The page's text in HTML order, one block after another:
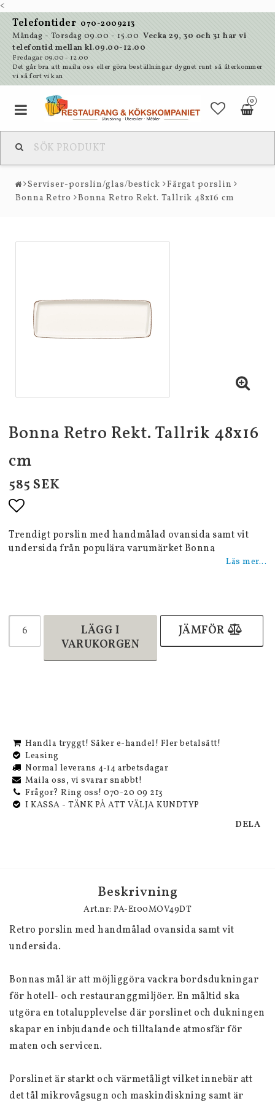
<
Telefontider 070-2009213
Måndag - Torsdag 09.00 - 15.00 Vecka 29, 30 och 31 har vi
telefontid mellan kl.09.00-12.00
Fredagar 09.00 - 12.00
Det går bra att maila oss eller göra beställningar dygnet runt så återkommer
vi så fort vi kan
0
Serviser-porslin/glas/bestick
Färgat porslin
Bonna Retro
Bonna Retro Rekt. Tallrik 48x16 cm
Bonna Retro Rekt. Tallrik 48x16
cm
585 SEK
Lägg till i favoritlistan
Trendigt porslin med handmålad ovansida samt vit
undersida från populära varumärket Bonna
Läs mer...
LÄGG I
VARUKORGEN
JÄMFÖR
Handla tryggt! Säker e-handel! Fler betalsätt!
Leasing
Normal leverans 4-14 arbetsdagar
Maila oss, vi svarar snabbt!
Frågor? Ring oss! 070-20 09 213
I KASSA - TÄNK PÅ ATT VÄLJA KUNDTYP
DELA
Beskrivning
Art.nr: PA-E100MOV49DT
Retro porslin med handmålad ovansida samt vit
undersida.
Bonnas mål är att möjliggöra vackra bordsdukningar
för hotell- och restauranggmiljöer. En måltid ska
utgöra en totalupplevelse där porslinet och dukningen
skapar en inbjudande och tilltalande atmosfär för
maten och servicen.
Porslinet är starkt och värmetåligt vilket innebär att
det tål mikrovågsugn och maskindiskning samt är